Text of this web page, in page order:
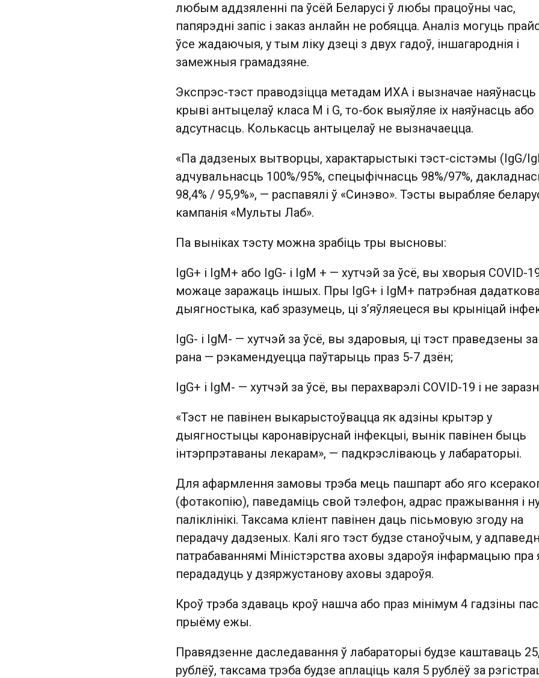
любым аддзяленні па ўсёй Беларусі ў любы працоўны час,
папярэдні запіс і заказ анлайн не робяцца. Аналіз могуць
ўсе жадаючыя, у тым ліку дзеці з двух гадоў, іншагароднія і
замежныя грамадзяне.
Экспрэс-тэст праводзіцца метадам ИХА і вызначае наяўнасць
крыві антыцелаў класа M і G, то-бок выяўляе іх наяўнасць або
адсутнасць. Колькасць антыцелаў не вызначаецца.
«Па дадзеных вытворцы, характарыстыкі тэст-сістэмы (IgG/
адчувальнасць 100%/95%, спецыфічнасць 98%/97%,
98,4% / 95,9%», — распавялі ў «Синэво». Тэсты вырабляе
кампанія «Мульты Лаб».
Па выніках тэсту можна зрабіць тры высновы:
IgG+ і IgM+ або IgG- і IgM + — хутчэй за ўсё, вы хворыя COVID-
можаце заражаць іншых. Пры IgG+ і IgM+ патрэбная
дыягностыка, каб зразумець, ці з’яўляецеся вы крыніцай
IgG- і IgM- — хутчэй за ўсё, вы здаровыя, ці тэст праведзены
рана — рэкамендуецца паўтарыць праз 5-7 дзён;
IgG+ і IgM- — хутчэй за ўсё, вы перахварэлі COVID-19 і не
«Тэст не павінен выкарыстоўвацца як адзіны крытэр у
дыягностыцы каронавіруснай інфекцыі, вынік павінен быць
інтэрпрэтаваны лекарам», — падкрэсліваюць у лабараторыі.
Для афармлення замовы трэба мець пашпарт або яго
(фотакопію), паведаміць свой тэлефон, адрас пражывання і
паліклінікі. Таксама кліент павінен даць пісьмовую згоду на
перадачу дадзеных. Калі яго тэст будзе станоўчым, у
патрабаваннямі Міністэрства аховы здароўя інфармацыю пра
перададуць у дзяржустанову аховы здароўя.
Кроў трэба здаваць кроў нашча або праз мінімум 4 гадзіны
прыёму ежы.
Правядзенне даследавання ў лабараторыі будзе каштаваць
рублёў, таксама трэба будзе аплаціць каля 5 рублёў за